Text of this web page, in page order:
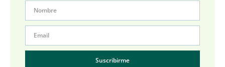
Suscribirme